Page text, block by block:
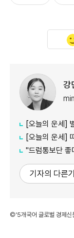
강
[오늘의 운세]
[오늘의 운세]
"드럼통보단 좋다
기자의 다른
©'5개국어 글로벌 경제신